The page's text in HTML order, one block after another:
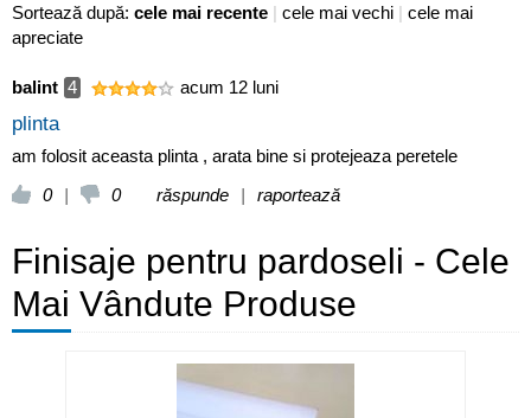
Sortează după: cele mai recente | cele mai vechi | cele mai
apreciate
balint 4 acum 12 luni
plinta
am folosit aceasta plinta , arata bine si protejeaza peretele
0
| 0 răspunde | raportează
Finisaje pentru pardoseli - Cele
Mai Vândute Produse